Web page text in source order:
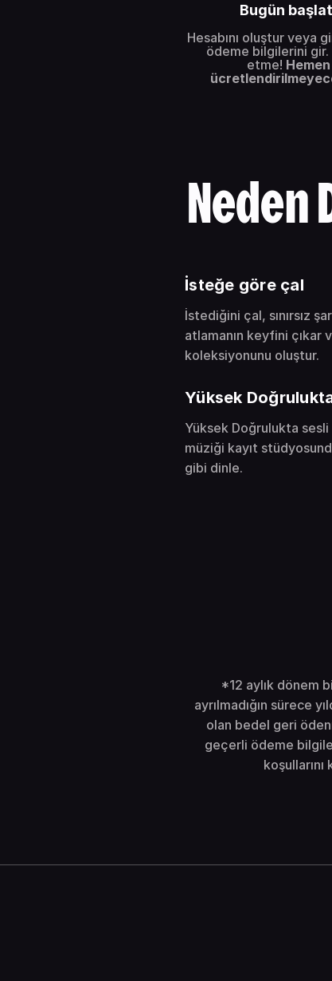
Bugün
Hesabını oluştur veya
ödeme bilgilerini gir.
etme! Hemen
İsteğe göre çal
İstediğini çal, sınırsız
atlamanın keyfini çıkar
koleksiyonunu oluştur.
Yüksek
Yüksek Doğrulukta sesli
müziği kayıt
gibi dinle.
*12 aylık dönem
ayrılmadığın sürece
olan bedel geri
geçerli ödeme